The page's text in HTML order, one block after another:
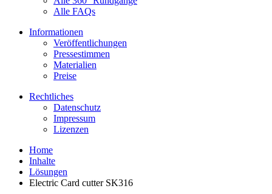
Alle FAQs
Informationen
Veröffentlichungen
Pressestimmen
Materialien
Preise
Rechtliches
Datenschutz
Impressum
Lizenzen
Home
Inhalte
Lösungen
Electric Card cutter SK316